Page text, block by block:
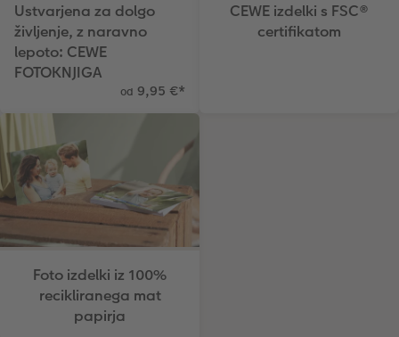
Ustvarjena za dolgo
življenje, z naravno
lepoto: CEWE
FOTOKNJIGA
od 9,95 €*
CEWE izdelki s FSC®
certifikatom
Foto izdelki iz 100%
recikliranega mat
papirja